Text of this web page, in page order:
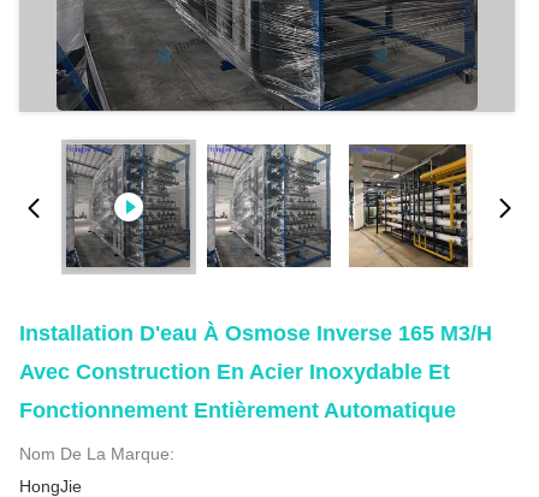
Installation D'eau À Osmose Inverse 165 M3/h
Avec Construction En Acier Inoxydable Et
Fonctionnement Entièrement Automatique
Nom De La Marque:
HongJie